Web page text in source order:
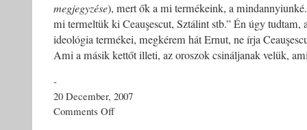
megjegyzése), mert ők a mi termékeink, a
mi termeltük ki Ceauşescut, Sztálint stb.” Én úgy
ideológia termékei, megkérem hát Ernut, ne írja
Ami a másik kettőt illeti, az oroszok csináljanak velük,
-
20 December, 2007
Comments Offon